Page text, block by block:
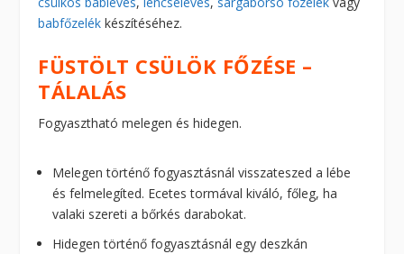
babfőzelék készítéséhez.
FÜSTÖLT CSÜLÖK FŐZÉSE –
TÁLALÁS
Fogyasztható melegen és hidegen.
Melegen történő fogyasztásnál visszateszed a lébe
és felmelegíted. Ecetes tormával kiváló, főleg, ha
valaki szereti a bőrkés darabokat.
Hidegen történő fogyasztásnál egy deszkán